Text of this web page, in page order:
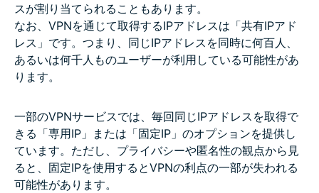
スが割り当てられることもあります。
なお、VPNを通じて取得するIPアドレスは「共有IPアド
レス」です。つまり、同じIPアドレスを同時に何百人、
あるいは何千人ものユーザーが利用している可能性があ
ります。
一部のVPNサービスでは、毎回同じIPアドレスを取得で
きる「専用IP」または「固定IP」のオプションを提供し
ています。ただし、プライバシーや匿名性の観点から見
ると、固定IPを使用するとVPNの利点の一部が失われる
可能性があります。